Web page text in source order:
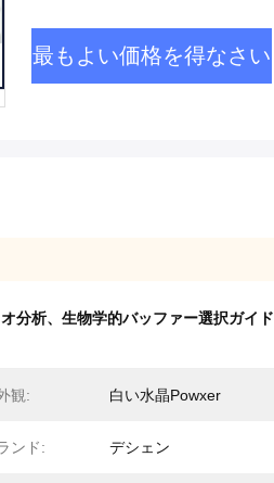
最もよい価格を得なさい
分析、生物学的バッファー選択ガイド
観: 白い水晶Powxer
ンド: デシェン